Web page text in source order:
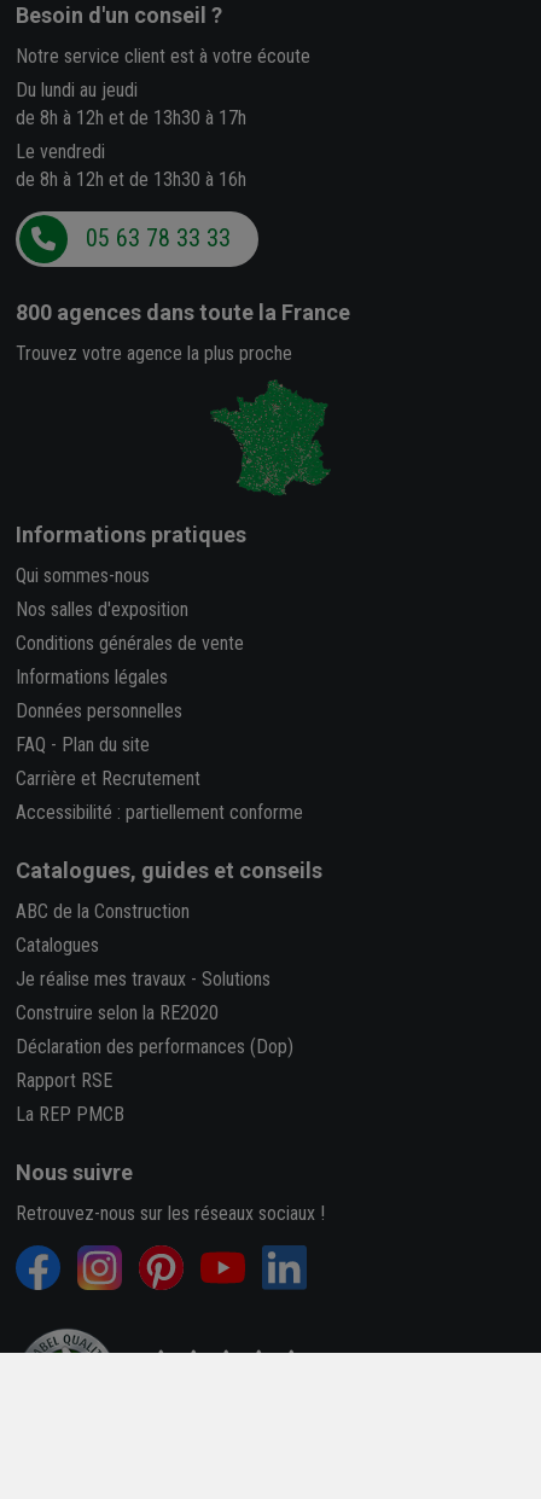
Besoin d'un conseil ?
Notre service client est à votre écoute
Du lundi au jeudi
de 8h à 12h et de 13h30 à 17h
Le vendredi
de 8h à 12h et de 13h30 à 16h
05 63 78 33 33
800 agences dans toute la France
Trouvez votre agence la plus proche
Informations pratiques
Qui sommes-nous
Nos salles d'exposition
Conditions générales de vente
Informations légales
Données personnelles
FAQ - Plan du site
Carrière et Recrutement
Accessibilité : partiellement conforme
Catalogues, guides et conseils
ABC de la Construction
Catalogues
Je réalise mes travaux - Solutions
Construire selon la RE2020
Déclaration des performances (Dop)
Rapport RSE
La REP PMCB
Nous suivre
Retrouvez-nous sur les réseaux sociaux !